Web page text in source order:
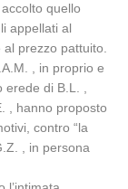
quello
appellati al
prezzo pattuito.
, in proprio e
di B.L. ,
, hanno proposto
contro “la
, in persona